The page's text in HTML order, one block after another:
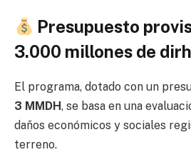
Presupuesto
3.000 millones de
El programa, dotado con un
3 MMDH, se basa en una
daños económicos y sociales
terreno.